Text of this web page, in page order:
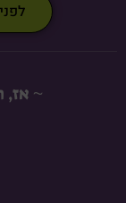
~ אז,